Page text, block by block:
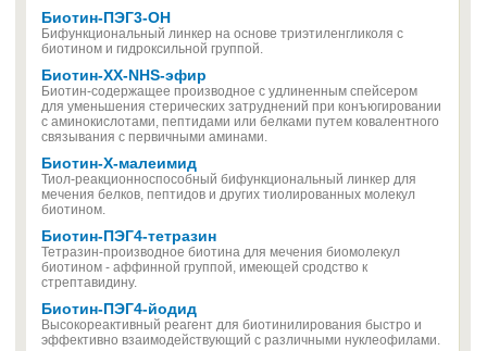
Биотин-ПЭГ3-ОН
Бифункциональный линкер на основе триэтиленгликоля с
биотином и гидроксильной группой.
Биотин-XX-NHS-эфир
Биотин-содержащее производное с удлиненным спейсером
для уменьшения стерических затруднений при конъюгировании
с аминокислотами, пептидами или белками путем ковалентного
связывания с первичными аминами.
Биотин-X-малеимид
Тиол-реакционноспособный бифункциональный линкер для
мечения белков, пептидов и других тиолированных молекул
биотином.
Биотин-ПЭГ4-тетразин
Тетразин-производное биотина для мечения биомолекул
биотином - аффинной группой, имеющей сродство к
стрептавидину.
Биотин-ПЭГ4-йодид
Высокореактивный реагент для биотинилирования быстро и
эффективно взаимодействующий с различными нуклеофилами.